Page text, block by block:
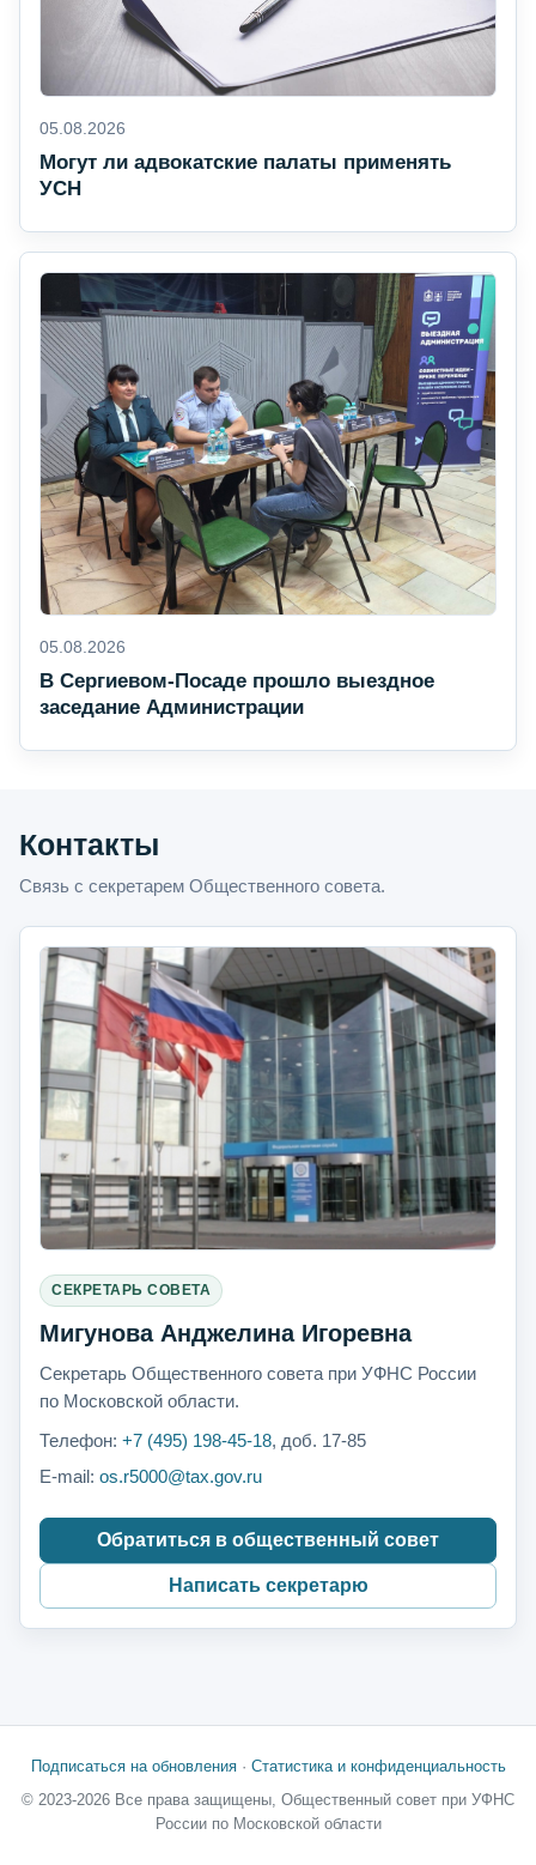
05.08.2026
Могут ли адвокатские палаты применять
УСН
05.08.2026
В Сергиевом-Посаде прошло выездное
заседание Администрации
Контакты
Связь с секретарем Общественного совета.
СЕКРЕТАРЬ СОВЕТА
Мигунова Анджелина Игоревна
Секретарь Общественного совета при УФНС России
по Московской области.
Телефон: +7 (495) 198-45-18, доб. 17-85
E-mail: os.r5000@tax.gov.ru
Обратиться в общественный совет
Написать секретарю
Подписаться на обновления· Статистика и конфиденциальность
© 2023-2026 Все права защищены, Общественный совет при УФНС
России по Московской области